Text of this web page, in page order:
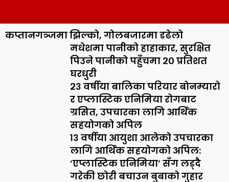
कप्तानगञ्जमा झिल्को, गोलबजारमा डढेलो
मधेशमा पानीको हाहाकार, सुरक्षित
पिउने पानीको पहुँचमा २० प्रतिशत
घरधुरी
२३ वर्षीया बालिका परियार बोनम्यारो
र एप्लास्टिक एनिमिया रोगबाट
ग्रसित, उपचारका लागि आर्थिक
सहयोगको अपिल
१३ वर्षीया आयुशा आलेको उपचारका
लागि आर्थिक सहयोगको अपिल:
‘एप्लास्टिक एनिमिया’ सँग लड्दै
गरेकी छोरी बचाउन बुबाको गुहार